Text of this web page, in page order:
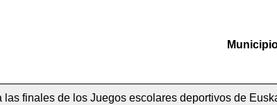
las finales de los Juegos escolares deportivos de